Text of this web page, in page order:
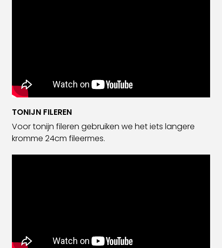
TONIJN FILEREN
Voor tonijn fileren gebruiken we het iets langere
kromme 24cm fileermes.